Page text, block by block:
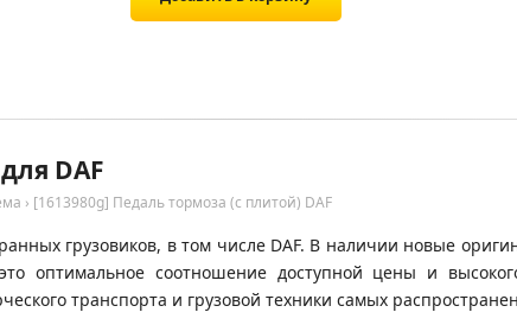
DAF
› [1613980g] Педаль тормоза (с плитой) DAF
грузовиков, в том числе DAF. В наличии новые
оптимальное соотношение доступной цены и
транспорта и грузовой техники самых